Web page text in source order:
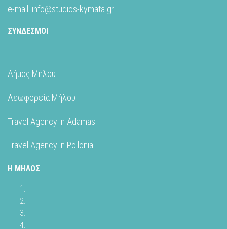
e-mail: info@studios-kymata.gr
ΣΥΝΔΕΣΜΟΙ
Δήμος Μήλου
Λεωφορεία Μήλου
Travel Agency in Adamas
Travel Agency in Pollonia
Η ΜΗΛΟΣ